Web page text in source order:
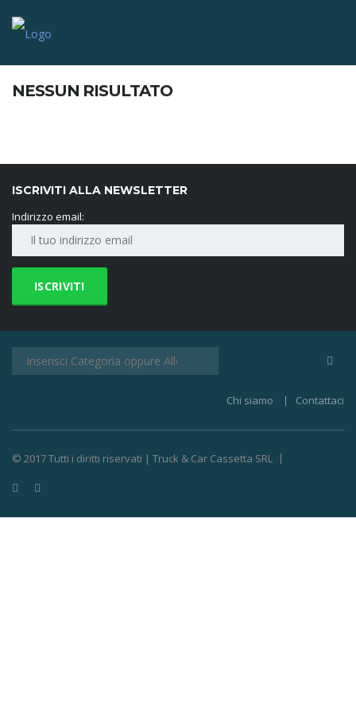
NESSUN RISULTATO
ISCRIVITI ALLA NEWSLETTER
Indirizzo email:
Chi siamo Contattaci
© 2017 Tutti i diritti riservati | Truck & Car Cassetta SRL